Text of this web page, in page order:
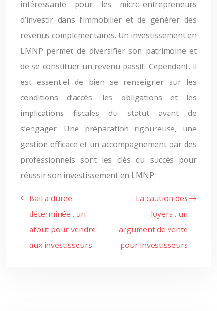
intéressante pour les micro-entrepreneurs
d’investir dans l’immobilier et de générer des
revenus complémentaires. Un investissement en
LMNP permet de diversifier son patrimoine et
de se constituer un revenu passif. Cependant, il
est essentiel de bien se renseigner sur les
conditions d’accès, les obligations et les
implications fiscales du statut avant de
s’engager. Une préparation rigoureuse, une
gestion efficace et un accompagnement par des
professionnels sont les clés du succès pour
réussir son investissement en LMNP.
Bail à durée
déterminée : un
atout pour vendre
aux investisseurs
La caution des
loyers : un
argument de vente
pour investisseurs